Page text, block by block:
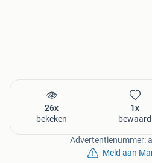
26x
bekeken
1x
bewaard
Advertentienummer:
Meld aan